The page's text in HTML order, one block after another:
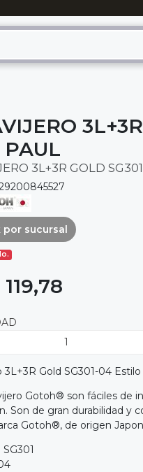
PAUL
3L+3R GOLD
por sucursal
3L+3R Gold SG301-04
Gotoh® son fáciles de
Son de gran durabilidad y
Gotoh®, de origen